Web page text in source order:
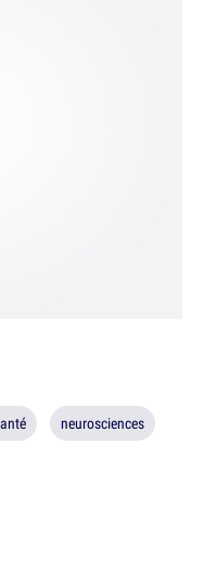
neurosciences